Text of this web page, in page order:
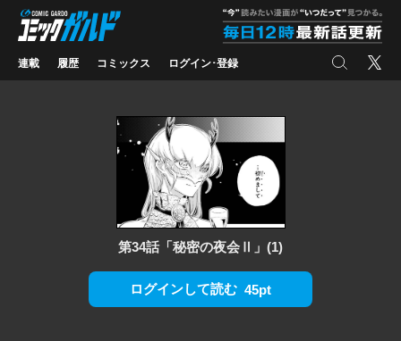
コミックガルド
連載 履歴 コミックス ログイン･登録 検索 X
第34話「秘密の夜会Ⅱ」(1)
ログインして読む 45pt